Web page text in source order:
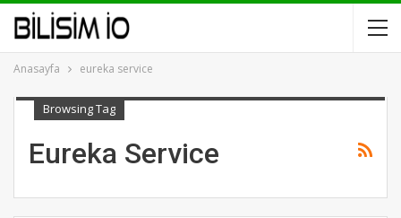
Anasayfa eureka service
Browsing Tag
Eureka Service